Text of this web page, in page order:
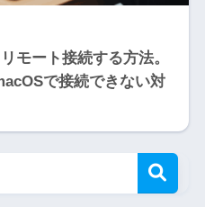
モート接続する方法。
で接続できない対